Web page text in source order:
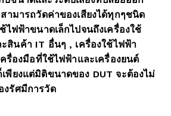
ามารถวัดค่าของเสียงได้ทุกๆชนิด
ไฟฟ้าขนาดเล็กไปจนถึงเครื่องใช้
สินค้า IT อื่นๆ , เครื่องใช้ไฟฟ้า
รื่องมือที่ใช้ไฟฟ้าและเครื่องยนต์
พียงแต่มิติขนาดของ DUT จะต้องไม่
รัศมีการวัด